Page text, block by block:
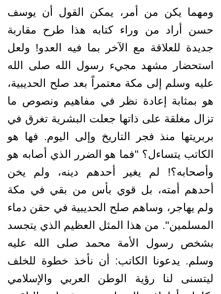
ومهما يكن من أمر، يمكن القول أن يوسف
حسن أراد من وراء كتابه هذا طرح مقاربة
جديدة للعلاقة مع الآخر بما فيه العدو! ولعل
استحضار مشهد مجيء رسول الله صلى الله
عليه وسلم إلى مكة معتمراً بعد صلح الحديبية،
هو بمثابة إعادة نظر في مفاهيم ونصوص ما
تزال مغلقة على ذاتها جعلت البشرية تغرق في
بربريتها منذ فجر التاريخ وإلى اليوم. فها هو
الكاتب يتساءل؟ "فما هو الضرر الذي أصابه هو
وأصحابه؟! لم يغير أحدهم دينه، ولم يخن
أحدهم أمته، بل قوي بأس من بقي في مكة
ولم يهاجر، وساهم صلح الحديبية في حقن دماء
المسلمين". من هذا المثل العظيم الذي يتجسد
بشخص رسول الأمة محمد صلى الله عليه
وسلم. يدعونا الكاتب: أن نأخذ خطوة للخلف
ليتسنى لنا رؤية الوطن العربي والإسلامي